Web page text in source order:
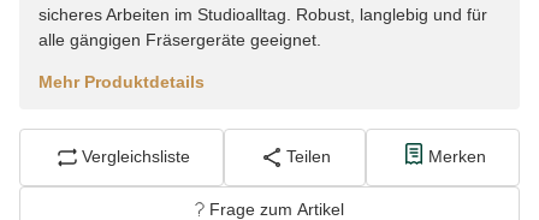
sicheres Arbeiten im Studioalltag. Robust, langlebig und für
alle gängigen Fräsergeräte geeignet.
Mehr Produktdetails
Vergleichsliste Teilen Merken
Frage zum Artikel